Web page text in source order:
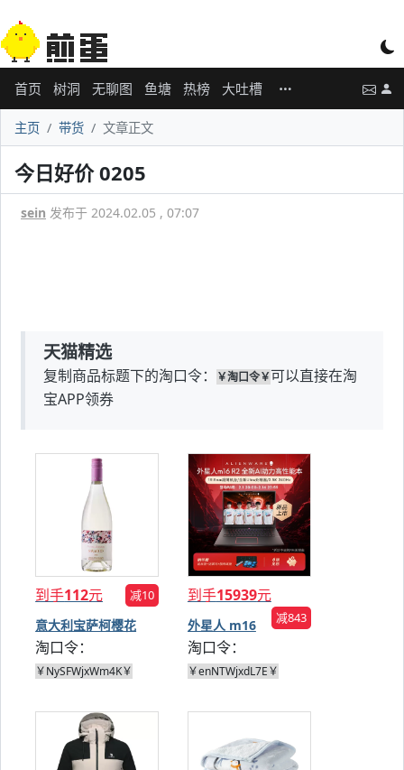
首页 树洞 无聊图 鱼塘 热榜 大吐槽
主页 带货 文章正文
今日好价 0205
sein 发布于 2024.02.05 , 07:07
天猫精选
复制商品标题下的淘口令： ￥淘口令￥可以直接在淘
宝APP领券
到手112元 减10
意大利宝萨柯樱花
750ml葡萄酒
淘口令：
￥NySFWjxWm4K￥
到手15939元
减843
外星人 m16
R2 2024 Ultra
版
淘口令：
￥enNTWjxdL7E￥